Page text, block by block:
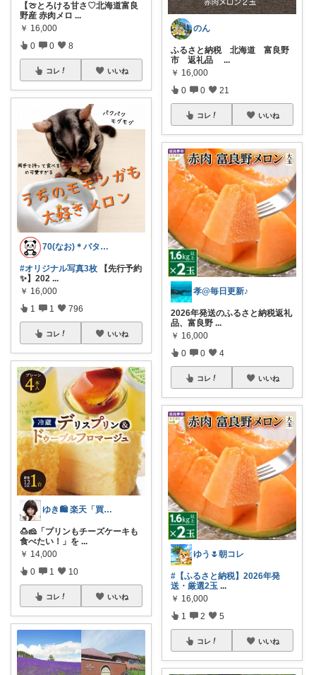
【🍈とろける甘さ♡北海道富良
野産 赤肉メロ ...
￥ 16,000
0 0 8
コレ いいね
70(なお)＊バタバタな毎日をご機嫌に♡
#オリジナル写真3枚 【先行予約
✨】202 ...
￥ 16,000
1 1 796
コレ いいね
ゆき🛍️ 楽天「買ってよかった」を厳選
🍮🧀「プリンもチーズケーキも
食べたい！」を ...
￥ 14,000
0 1 10
コレ いいね
のん
ふるさと納税 北海道 富良野
市 返礼品 ...
￥ 16,000
0 0 21
コレ いいね
孝@毎日更新♪
2026年発送のふるさと納税返礼
品、富良野 ...
￥ 16,000
0 0 4
コレ いいね
ゆう🌷朝コレ
#【ふるさと納税】2026年発
送・厳選2玉 ...
￥ 16,000
1 2 5
コレ いいね